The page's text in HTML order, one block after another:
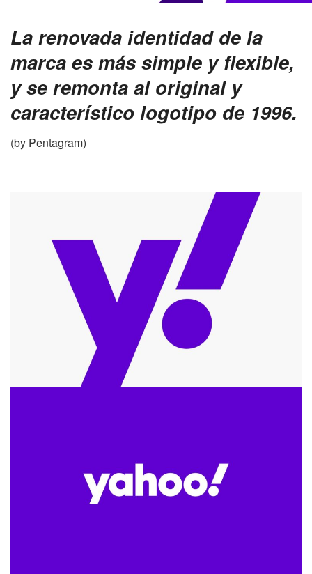
La renovada identidad de la
marca es más simple y flexible,
y se remonta al original y
característico logotipo de 1996.
(by Pentagram)